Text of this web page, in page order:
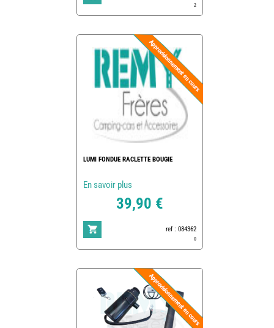
2
LUMI FONDUE RACLETTE BOUGIE
En savoir plus
39,90 €
ref : 084362
0